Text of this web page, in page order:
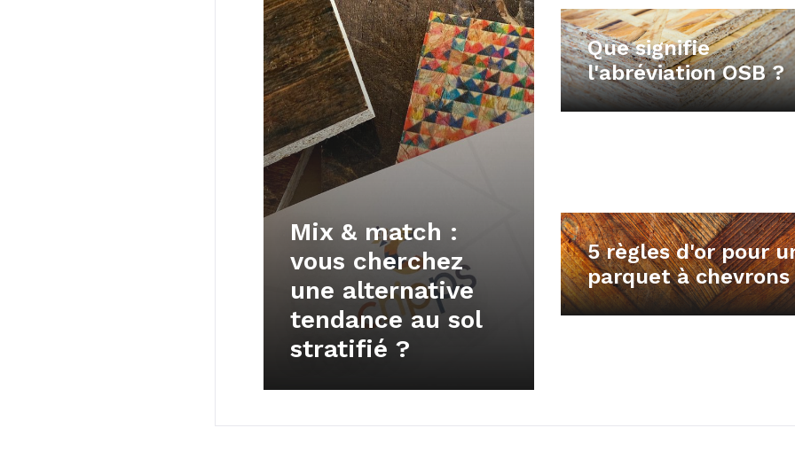
Mix & match :
vous cherchez
une alternative
tendance au sol
stratifié ?
Que signifie
l'abréviation OSB ?
5 règles d'or pour
parquet à chevrons